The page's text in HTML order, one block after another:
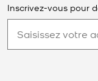
Inscrivez-vous pour